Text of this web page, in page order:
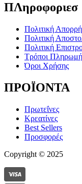
ΠΛηροφοριεσ
Πολιτική
Πολιτική
Πολιτική
Τρόποι
Όροι Χρήσης
ΠΡΟΪΟΝΤΑ
Πρωτεΐνες
Κρεατίνες
Best Sellers
Προσφορές
Copyright © 2025